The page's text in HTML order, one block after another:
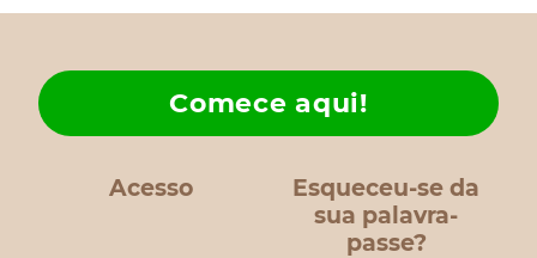
Acesso
Esqueceu-se da
sua palavra-
passe?
Comece aqui!